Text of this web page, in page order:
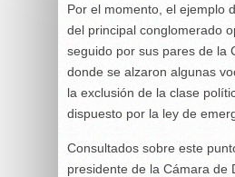
Por el momento, el ejemplo
del principal conglomerado
seguido por sus pares de la
donde se alzaron algunas
la exclusión de la clase
dispuesto por la ley de
Consultados sobre este
presidente de la Cámara de